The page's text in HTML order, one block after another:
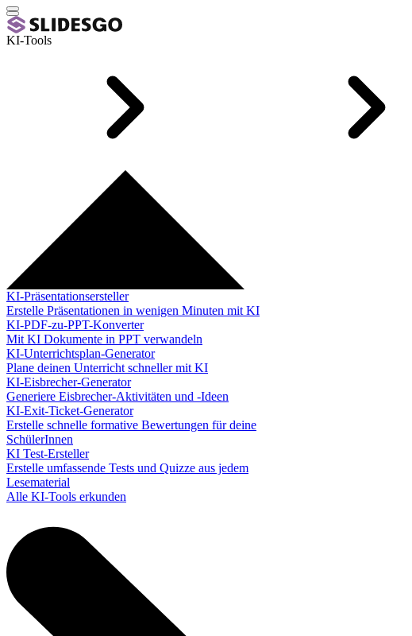
KI-Tools
KI-Präsentationsersteller
Erstelle Präsentationen in wenigen Minuten mit KI
KI-PDF-zu-PPT-Konverter
Mit KI Dokumente in PPT verwandeln
KI-Unterrichtsplan-Generator
Plane deinen Unterricht schneller mit KI
KI-Eisbrecher-Generator
Generiere Eisbrecher-Aktivitäten und -Ideen
KI-Exit-Ticket-Generator
Erstelle schnelle formative Bewertungen für deine
SchülerInnen
KI Test-Ersteller
Erstelle umfassende Tests und Quizze aus jedem
Lesematerial
Alle KI-Tools erkunden